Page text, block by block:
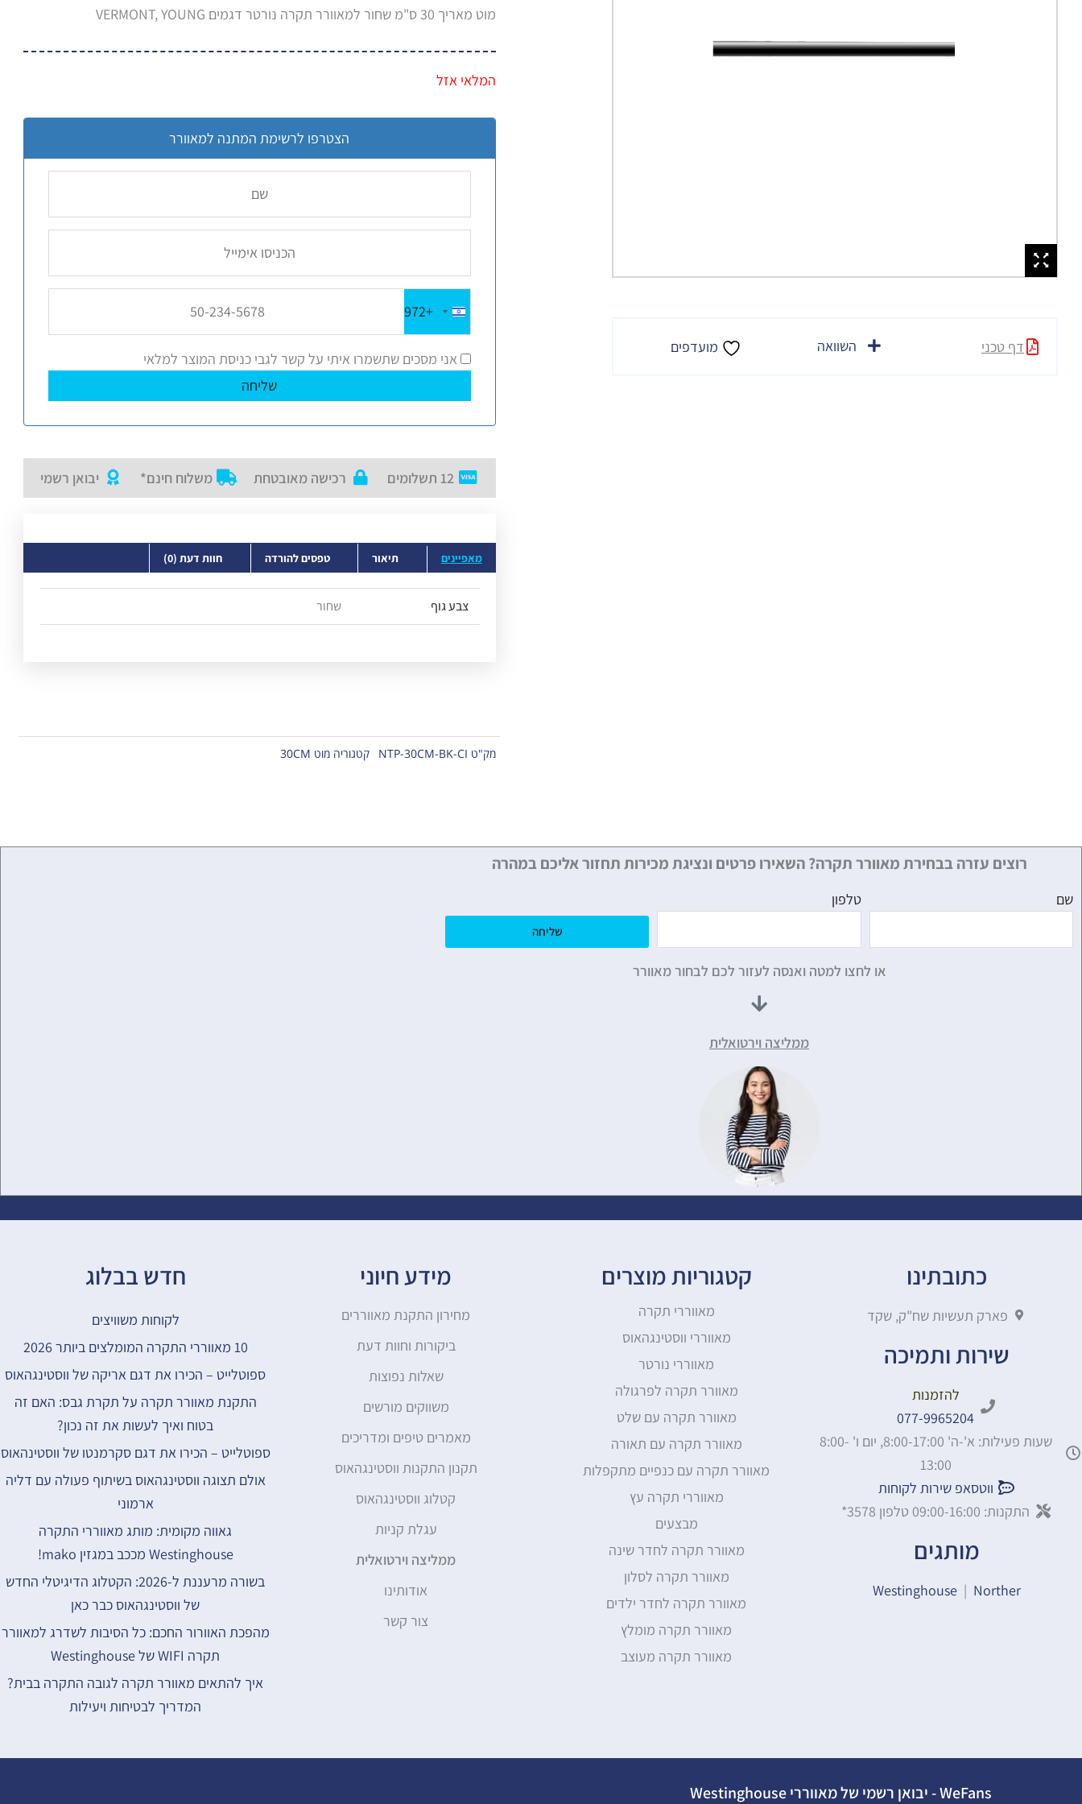
דף טכני השוואה מועדפים
מוט מאריך 30 ס"מ שחור למאוורר תקרה נורטר דגמים VERMONT, YOUNG
המלאי אזל
הצטרפו לרשימת המתנה למאוורר
Israel
+972
+972
אני מסכים שתשמרו איתי על קשר לגבי כניסת המוצר למלאי
12 תשלומים רכישה מאובטחת משלוח חינם* יבואן רשמי
מאפיינים תיאור טפסים להורדה חוות דעת (0)
צבע גוף שחור
מק"ט NTP-30CM-BK-CI קטגוריה מוט 30CM
רוצים עזרה בבחירת מאוורר תקרה? השאירו פרטים ונציגת מכירות תחזור אליכם במהרה
שם טלפון
שליחה
או לחצו למטה ואנסה לעזור לכם לבחור מאוורר
ממליצה וירטואלית
כתובתינו
פארק תעשיות שח"ק, שקד
שירות ותמיכה
להזמנות
077-9965204
שעות פעילות: א'-ה' 8:00-17:00, יום ו' 8:00-
13:00
ווטסאפ שירות לקוחות
התקנות: 09:00-16:00 טלפון 3578*
מותגים
Westinghouse | Norther
קטגוריות מוצרים
מאווררי תקרה
מאווררי ווסטינגהאוס
מאווררי נורטר
מאוורר תקרה לפרגולה
מאוורר תקרה עם שלט
מאוורר תקרה עם תאורה
מאוורר תקרה עם כנפיים מתקפלות
מאווררי תקרה עץ
מבצעים
מאוורר תקרה לחדר שינה
מאוורר תקרה לסלון
מאוורר תקרה לחדר ילדים
מאוורר תקרה מומלץ
מאוורר תקרה מעוצב
מידע חיוני
מחירון התקנת מאווררים
ביקורות וחוות דעת
שאלות נפוצות
משווקים מורשים
מאמרים טיפים ומדריכים
תקנון התקנות ווסטינגהאוס
קטלוג ווסטינגהאוס
עגלת קניות
ממליצה וירטואלית
אודותינו
צור קשר
חדש בבלוג
לקוחות משוויצים​
10 מאווררי התקרה המומלצים ביותר 2026
ספוטלייט – הכירו את דגם אריקה של ווסטינגהאוס
התקנת מאוורר תקרה על תקרת גבס: האם זה
בטוח ואיך לעשות את זה נכון?
ספוטלייט – הכירו את דגם סקרמנטו של ווסטינהאוס
אולם תצוגה ווסטינגהאוס בשיתוף פעולה עם דליה
ארמוני
גאווה מקומית: מותג מאווררי התקרה
Westinghouse מככב במגזין mako!
בשורה מרעננת ל-2026: הקטלוג הדיגיטלי החדש
של ווסטינגהאוס כבר כאן
מהפכת האוורור החכם: כל הסיבות לשדרג למאוורר
תקרה WIFI של Westinghouse
איך להתאים מאוורר תקרה לגובה התקרה בבית?
המדריך לבטיחות ויעילות
WeFans - יבואן רשמי של מאווררי Westinghouse